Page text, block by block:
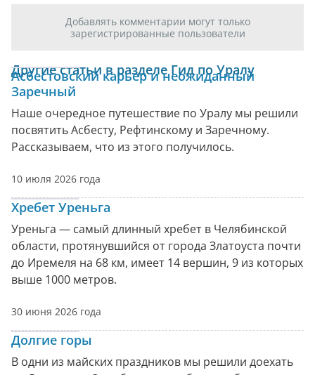
Добавлять комментарии могут только
зарегистрированные пользователи
Другие статьи в разделе Гид по Уралу
Асбестовский карьер и неожиданный
Заречный
Наше очередное путешествие по Уралу мы решили
посвятить Асбесту, Рефтинскому и Заречному.
Рассказываем, что из этого получилось.
10 июля 2026 года
Хребет Уреньга
Уреньга — самый длинный хребет в Челябинской
области, протянувшийся от города Златоуста почти
до Иремеля на 68 км, имеет 14 вершин, 9 из которых
выше 1000 метров.
30 июня 2026 года
Долгие горы
В одни из майских праздников мы решили доехать